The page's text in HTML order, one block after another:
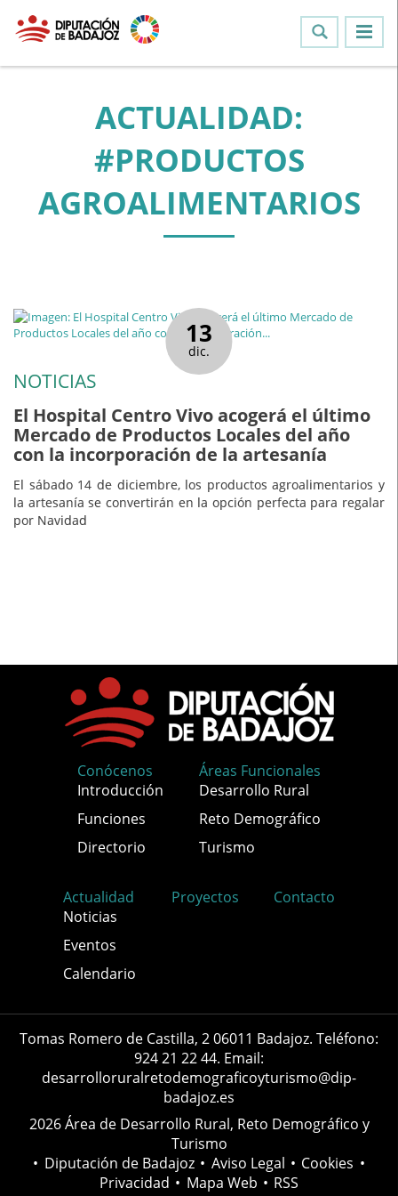
ACTUALIDAD:
#PRODUCTOS
AGROALIMENTARIOS
13
dic.
NOTICIAS
El Hospital Centro Vivo acogerá el último
Mercado de Productos Locales del año
con la incorporación de la artesanía
El sábado 14 de diciembre, los productos agroalimentarios y
la artesanía se convertirán en la opción perfecta para regalar
por Navidad
Conócenos
Introducción
Funciones
Directorio
Áreas Funcionales
Desarrollo Rural
Reto Demográfico
Turismo
Actualidad
Noticias
Eventos
Calendario
Proyectos Contacto
Tomas Romero de Castilla, 2 06011 Badajoz. Teléfono:
924 21 22 44. Email:
desarrolloruralretodemograficoyturismo@dip-
badajoz.es
2026 Área de Desarrollo Rural, Reto Demográfico y
Turismo
• Diputación de Badajoz • Aviso Legal • Cookies •
Privacidad • Mapa Web • RSS